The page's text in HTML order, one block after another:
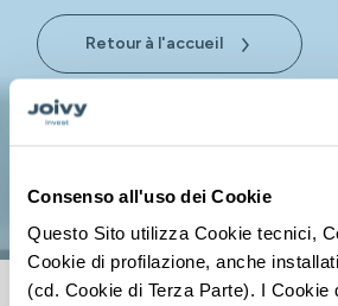
Consenso all'uso dei Cookie
Questo Sito utilizza Cookie tecnici,
Cookie di profilazione, anche
(cd. Cookie di Terza Parte). I Cookie
Retour à l'accueil